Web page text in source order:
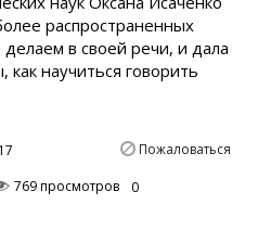
распространенных
в своей речи, и дала
как научиться говорить
Пожаловаться
769 просмотров 0